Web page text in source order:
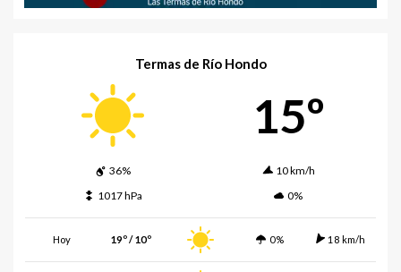
Termas de Río Hondo
15º
36%
10 km/h
1017 hPa
0%
Hoy 19º / 10º 0% 18 km/h